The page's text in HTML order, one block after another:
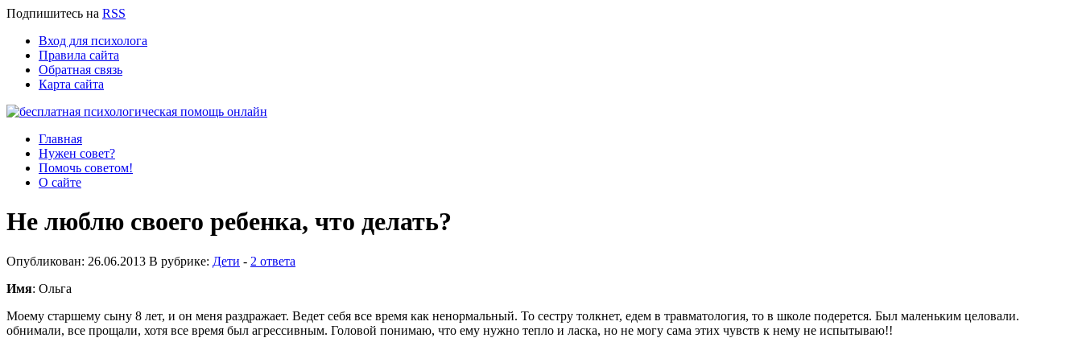
Подпишитесь на RSS
Вход для психолога
Правила сайта
Обратная связь
Карта сайта
Главная
Нужен совет?
Помочь советом!
О сайте
Не люблю своего ребенка, что делать?
Опубликован: 26.06.2013 В рубрике: Дети - 2 ответа
Имя: Ольга
Моему старшему сыну 8 лет, и он меня раздражает. Ведет себя все время как ненормальный. То сестру толкнет, едем в травматология, то в школе подерется. Был маленьким целовали.
обнимали, все прощали, хотя все время был агрессивным. Головой понимаю, что ему нужно тепло и ласка, но не могу сама этих чувств к нему не испытываю!!